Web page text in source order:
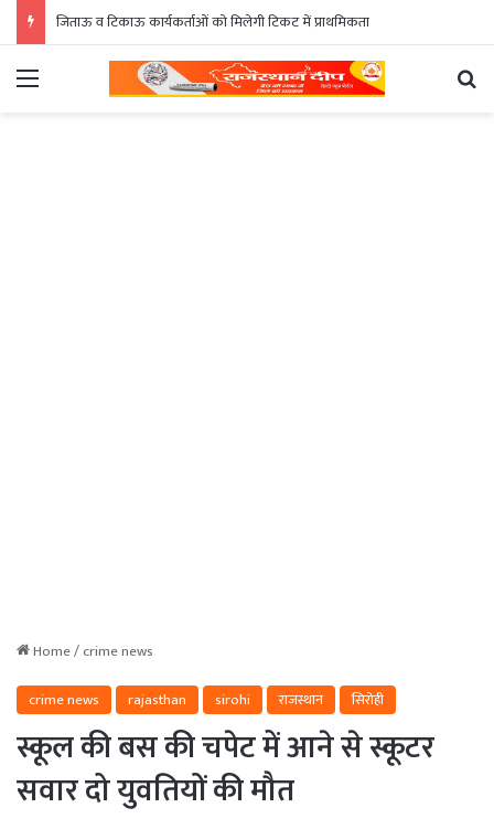
जिताऊ व टिकाऊ कार्यकर्ताओं को मिलेगी टिकट में प्राथमिकता
Menu
Home/crime news
crime news
rajasthan sirohi राजस्थान सिरोही
स्कूल की बस की चपेट में आने से स्कूटर
सवार दो युवतियों की मौत